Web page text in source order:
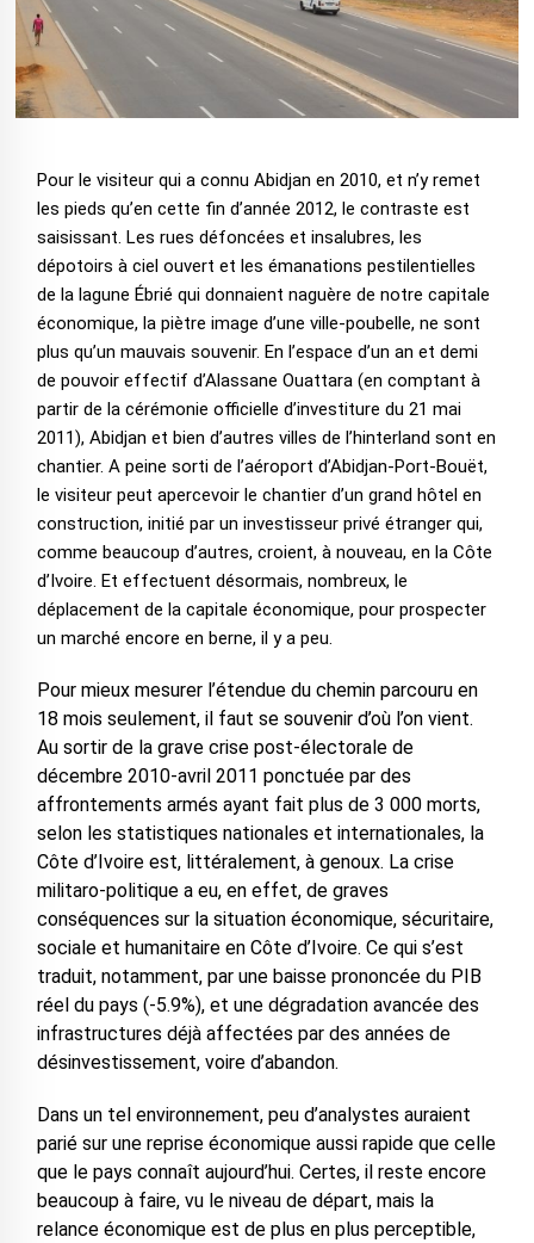
Pour le visiteur qui a connu Abidjan en 2010, et n’y remet
les pieds qu’en cette fin d’année 2012, le contraste est
saisissant. Les rues défoncées et insalubres, les
dépotoirs à ciel ouvert et les émanations pestilentielles
de la lagune Ébrié qui donnaient naguère de notre capitale
économique, la piètre image d’une ville-poubelle, ne sont
plus qu’un mauvais souvenir. En l’espace d’un an et demi
de pouvoir effectif d’Alassane Ouattara (en comptant à
partir de la cérémonie officielle d’investiture du 21 mai
2011), Abidjan et bien d’autres villes de l’hinterland sont en
chantier. A peine sorti de l’aéroport d’Abidjan-Port-Bouët,
le visiteur peut apercevoir le chantier d’un grand hôtel en
construction, initié par un investisseur privé étranger qui,
comme beaucoup d’autres, croient, à nouveau, en la Côte
d’Ivoire. Et effectuent désormais, nombreux, le
déplacement de la capitale économique, pour prospecter
un marché encore en berne, il y a peu.
Pour mieux mesurer l’étendue du chemin parcouru en
18 mois seulement, il faut se souvenir d’où l’on vient.
Au sortir de la grave crise post-électorale de
décembre 2010-avril 2011 ponctuée par des
affrontements armés ayant fait plus de 3 000 morts,
selon les statistiques nationales et internationales, la
Côte d’Ivoire est, littéralement, à genoux. La crise
militaro-politique a eu, en effet, de graves
conséquences sur la situation économique, sécuritaire,
sociale et humanitaire en Côte d’Ivoire. Ce qui s’est
traduit, notamment, par une baisse prononcée du PIB
réel du pays (-5.9%), et une dégradation avancée des
infrastructures déjà affectées par des années de
désinvestissement, voire d’abandon.
Dans un tel environnement, peu d’analystes auraient
parié sur une reprise économique aussi rapide que celle
que le pays connaît aujourd’hui. Certes, il reste encore
beaucoup à faire, vu le niveau de départ, mais la
relance économique est de plus en plus perceptible,